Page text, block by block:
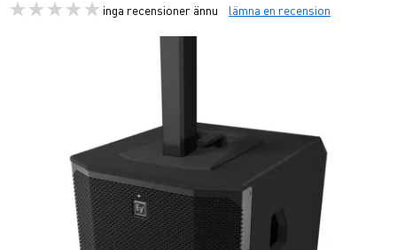
inga recensioner ännu lämna en recension